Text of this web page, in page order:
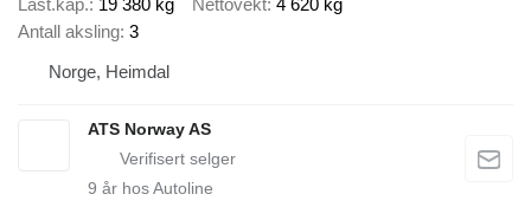
Last.kap. 19 380 kg Nettovekt 4 620 kg
Antall aksling 3
Norge, Heimdal
ATS Norway AS
9 år hos Autoline